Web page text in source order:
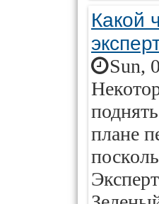
Какой
Sun,
плане